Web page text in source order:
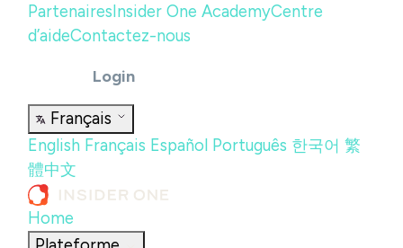
Partenaires Insider One AcademyCentre
d’aideContactez-nous
Login
Français
English Français Español Português 한국어 繁
體中文
Home